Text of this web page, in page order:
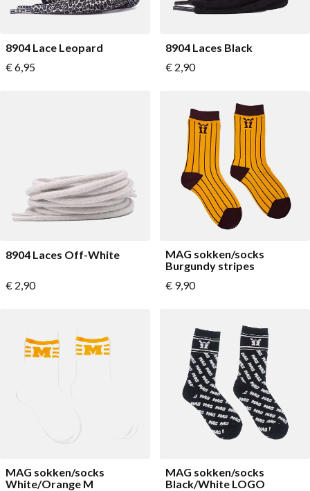
8904 Lace Leopard
€ 6,95
8904 Laces Black
€ 2,90
8904 Laces Off-White
€ 2,90
MAG sokken/socks
Burgundy stripes
Vanaf
€ 9,90
MAG sokken/socks
White/Orange M
MAG sokken/socks
Black/White LOGO